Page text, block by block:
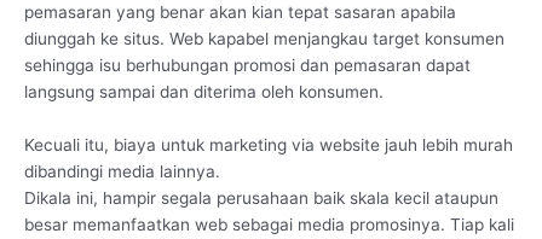
pemasaran yang benar akan kian tepat sasaran apabila
diunggah ke situs. Web kapabel menjangkau target konsumen
sehingga isu berhubungan promosi dan pemasaran dapat
langsung sampai dan diterima oleh konsumen.
Kecuali itu, biaya untuk marketing via website jauh lebih murah
dibandingi media lainnya.
Dikala ini, hampir segala perusahaan baik skala kecil ataupun
besar memanfaatkan web sebagai media promosinya. Tiap kali